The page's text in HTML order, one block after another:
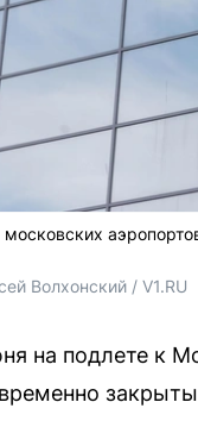
московских
Волхонский / V1.RU
на подлете к
временно